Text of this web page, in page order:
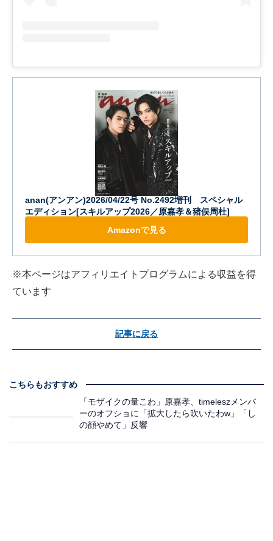
anan(アンアン)2026/04/22号 No.2492増刊 スペシャル
エディション[スキルアップ2026／原嘉孝＆猪俣周杜]
Amazonで見る
※本ページはアフィリエイトプログラムによる収益を得
ています
記事に戻る
こちらもおすすめ
「モザイクの量こわ」原嘉孝、timeleszメンバ
ーのオフショに「拡大したら吹いたわw」「し
の顔やめて」反響